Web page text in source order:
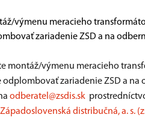
výmenu meracieho
zariadenie ZSD a na
montáž/výmenu meracieho
zariadenie ZSD a
odberatel@zsdis.sk
distribučná, a. s.